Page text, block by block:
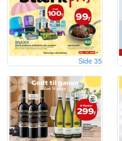
Side 35